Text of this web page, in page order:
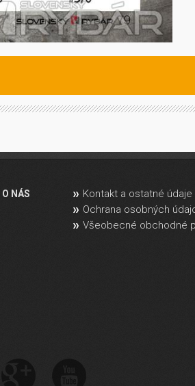
O NÁS
Kontakt a ostatné údaje
Ochrana osobných
Všeobecné obchodné